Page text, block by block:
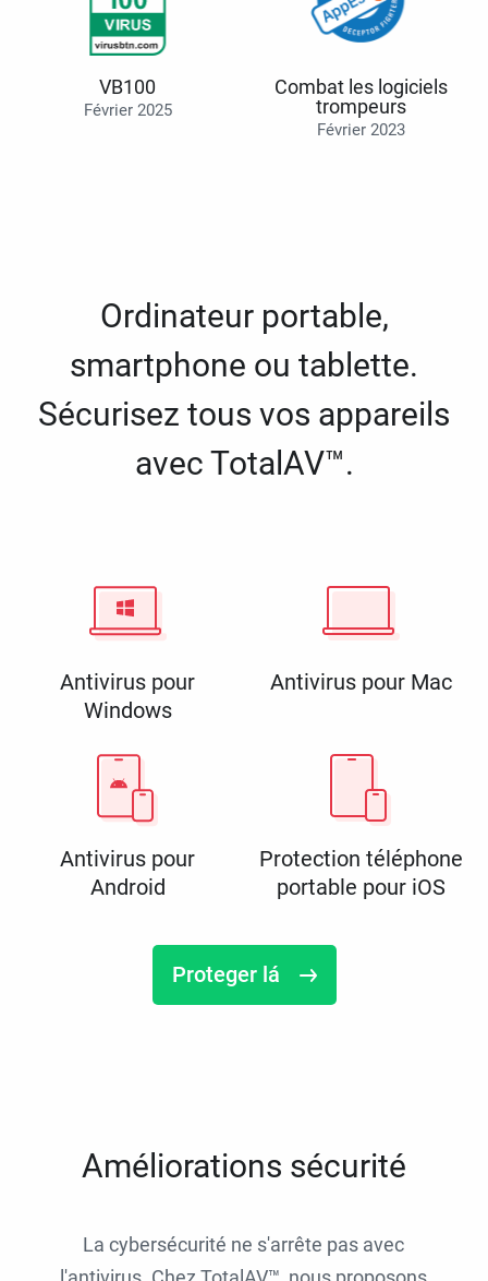
VB100
Février 2025
Combat les logiciels
trompeurs
Février 2023
Ordinateur portable,
smartphone ou tablette.
Sécurisez tous vos appareils
avec TotalAV™.
Antivirus pour
Windows
Antivirus pour Mac
Antivirus pour
Android
Protection téléphone
portable pour iOS
Proteger lá
Améliorations sécurité
La cybersécurité ne s'arrête pas avec